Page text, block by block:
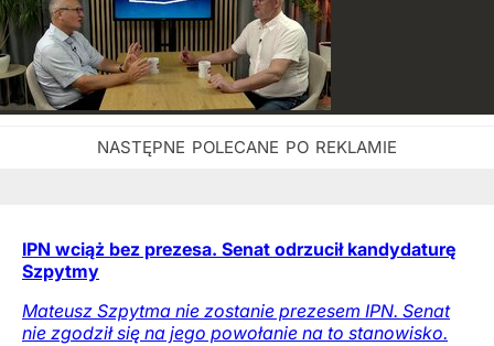
IPN wciąż bez prezesa. Senat odrzucił kandydaturę
Szpytmy
Mateusz Szpytma nie zostanie prezesem IPN. Senat
nie zgodził się na jego powołanie na to stanowisko.